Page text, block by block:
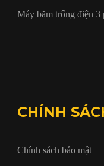
Máy băm trống điện 3
CHÍNH
Chính sách bảo mật